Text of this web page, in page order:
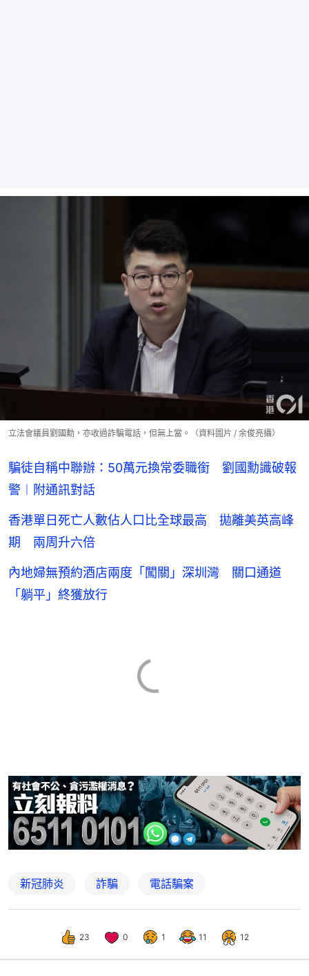
立法會議員劉國勳，亦收過詐騙電話，但無上當。（資料圖片 / 余俊亮攝）
騙徒自稱中聯辦：50萬元換常委職銜 劉國勳識破報
警︱附通訊對話
香港單日死亡人數佔人口比全球最高 拋離美英高峰
期 兩周升六倍
內地婦無預約酒店兩度「闖關」深圳灣 關口通道
「躺平」終獲放行
新冠肺炎 詐騙 電話騙案
23 0 1 11 12